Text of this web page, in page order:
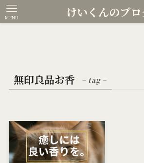
けいくんのブ
MENU
無印良品お香 – tag –